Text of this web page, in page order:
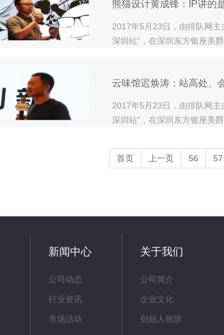
熊猫设计黄成锋：IP讲的
2017年5月23日，由排队网主
深圳站”，在深圳东方银座美
云味馆迟焕涛：站高处、
2017年5月23日，由排队网主
深圳站”，在深圳东方银座美
首页 上一页 56 57
新闻中心
公司动态
行业资讯
市场活动
关于我们
公司简介
企业文化
创始人致辞